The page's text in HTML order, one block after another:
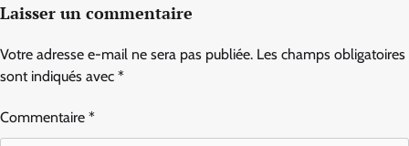
Laisser un commentaire
Votre adresse e-mail ne sera pas publiée. Les champs obligatoires
sont indiqués avec *
Commentaire *